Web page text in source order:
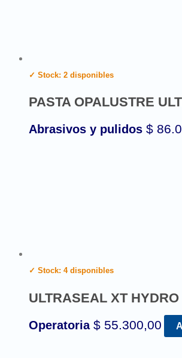
✓ Stock: 2 disponibles
PASTA OPALUSTRE
Abrasivos y pulidos $
✓ Stock: 4 disponibles
ULTRASEAL XT
Operatoria $ 55.300,00